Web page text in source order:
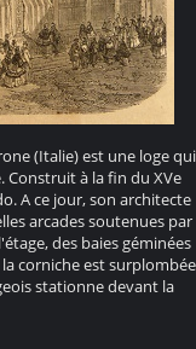
(Italie) est une loge qui
Construit à la fin du XVe
A ce jour, son architecte
arcades soutenues par
des baies géminées
corniche est surplombée
stationne devant la